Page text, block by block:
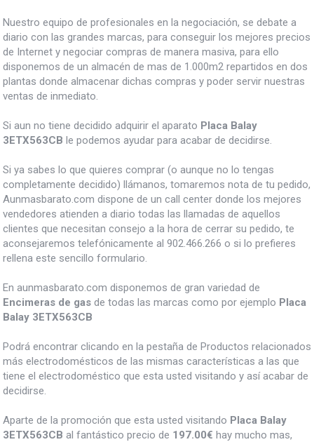
Nuestro equipo de profesionales en la negociación, se debate a
diario con las grandes marcas, para conseguir los mejores precios
de Internet y negociar compras de manera masiva, para ello
disponemos de un almacén de mas de 1.000m2 repartidos en dos
plantas donde almacenar dichas compras y poder servir nuestras
ventas de inmediato.
Si aun no tiene decidido adquirir el aparato Placa Balay
3ETX563CB le podemos ayudar para acabar de decidirse.
Si ya sabes lo que quieres comprar (o aunque no lo tengas
completamente decidido) llámanos, tomaremos nota de tu pedido,
Aunmasbarato.com dispone de un call center donde los mejores
vendedores atienden a diario todas las llamadas de aquellos
clientes que necesitan consejo a la hora de cerrar su pedido, te
aconsejaremos telefónicamente al 902.466.266 o si lo prefieres
rellena este sencillo formulario.
En aunmasbarato.com disponemos de gran variedad de
Encimeras de gas de todas las marcas como por ejemplo Placa
Balay 3ETX563CB
Podrá encontrar clicando en la pestaña de Productos relacionados
más electrodomésticos de las mismas características a las que
tiene el electrodoméstico que esta usted visitando y así acabar de
decidirse.
Aparte de la promoción que esta usted visitando Placa Balay
3ETX563CB al fantástico precio de 197.00€ hay mucho mas,